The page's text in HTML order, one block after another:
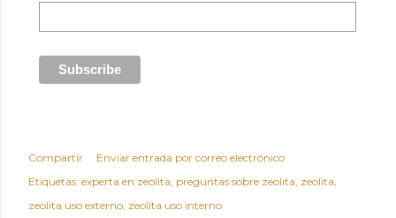
Compartir
Enviar entrada por correo electrónico
Etiquetas: experta en zeolita preguntas sobre zeolita zeolita
zeolita uso externo zeolita uso interno